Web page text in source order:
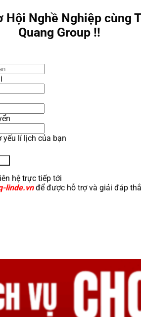
Hội Nghề Nghiệp cùng
Quang Group !!
yếu lí lịch của bạn
hệ trực tiếp tới
linde.vn để được hỗ trợ và giải đáp